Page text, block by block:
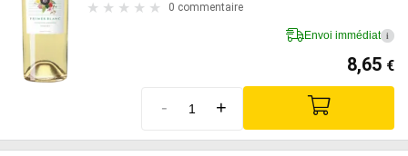
0 commentaire
Envoi immédiat i
8,65 €
- +